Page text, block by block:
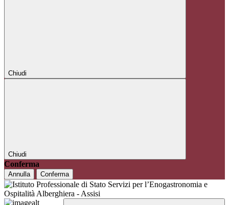
Chiudi
Chiudi
Conferma
Annulla Conferma